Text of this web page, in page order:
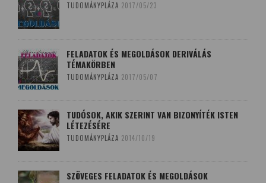
TUDOMÁNYPLÁZA 2017/05/23
FELADATOK ÉS MEGOLDÁSOK DERIVÁLÁS
TÉMAKÖRBEN
TUDOMÁNYPLÁZA 2017/05/07
TUDÓSOK, AKIK SZERINT VAN BIZONYÍTÉK ISTEN
LÉTEZÉSÉRE
TUDOMÁNYPLÁZA 2014/10/19
SZÖVEGES FELADATOK ÉS MEGOLDÁSOK